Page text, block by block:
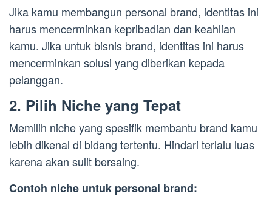
Jika kamu membangun personal brand, identitas ini
harus mencerminkan kepribadian dan keahlian
kamu. Jika untuk bisnis brand, identitas ini harus
mencerminkan solusi yang diberikan kepada
pelanggan.
2. Pilih Niche yang Tepat
Memilih niche yang spesifik membantu brand kamu
lebih dikenal di bidang tertentu. Hindari terlalu luas
karena akan sulit bersaing.
Contoh niche untuk personal brand: